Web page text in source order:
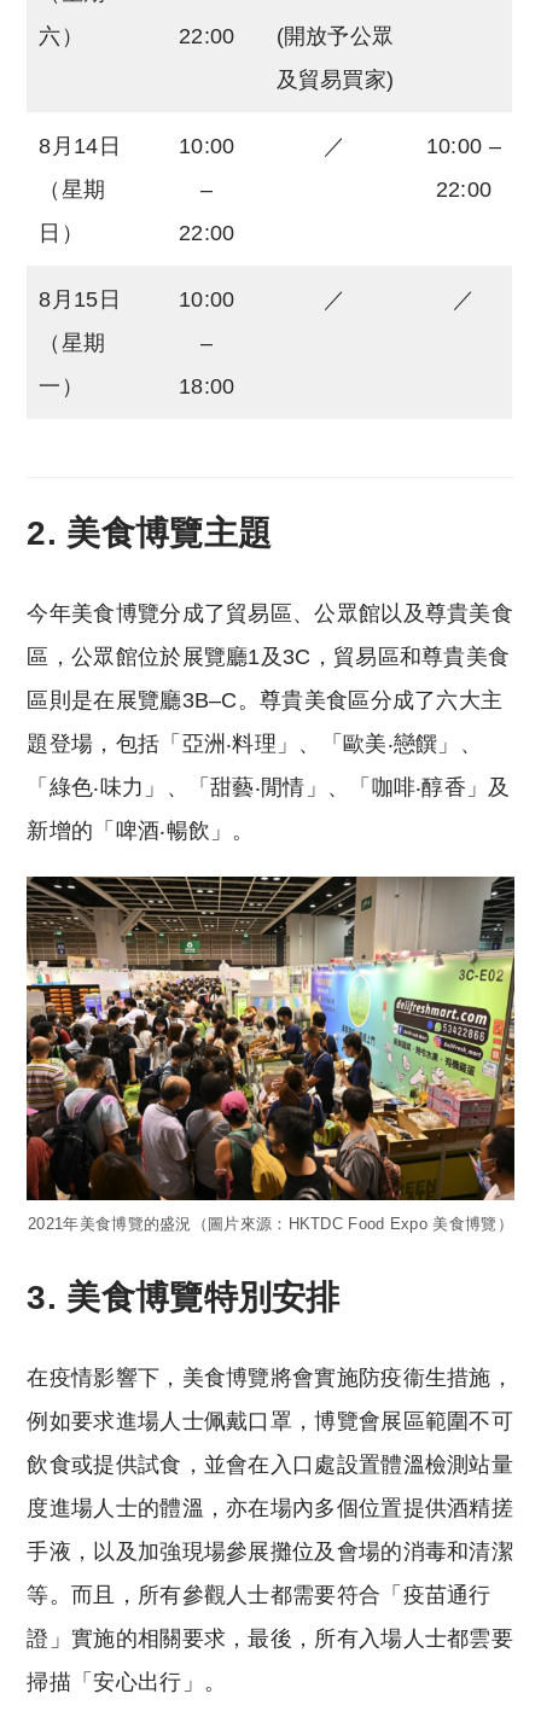
六）
22:00
(開放予公眾
及貿易買家)
8月14日
（星期
日）
10:00
–
22:00
／
10:00 –
22:00
8月15日
（星期
一）
10:00
–
18:00
／ ／
2. 美食博覽主題
今年美食博覽分成了貿易區、公眾館以及尊貴美食
區，公眾館位於展覽廳1及3C，貿易區和尊貴美食
區則是在展覽廳3B–C。尊貴美食區分成了六大主
題登場，包括「亞洲‧料理」、「歐美‧戀饌」、
「綠色‧味力」、「甜藝‧閒情」、「咖啡‧醇香」及
新增的「啤酒‧暢飲」。
2021年美食博覽的盛況（圖片來源：HKTDC Food Expo 美食博覽）
3. 美食博覽特別安排
在疫情影響下，美食博覽將會實施防疫衞生措施，
例如要求進場人士佩戴口罩，博覽會展區範圍不可
飲食或提供試食，並會在入口處設置體溫檢測站量
度進場人士的體溫，亦在場內多個位置提供酒精搓
手液，以及加強現場參展攤位及會場的消毒和清潔
等。而且，所有參觀人士都需要符合「疫苗通行
證」實施的相關要求，最後，所有入場人士都雲要
掃描「安心出行」。